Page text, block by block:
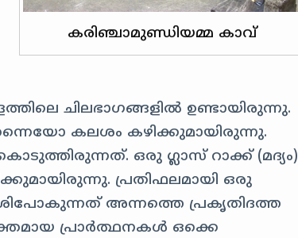
കരിഞ്ചാമുണ്ഡിയമ്മ കാവ്
ചിലഭാഗങ്ങളിൽ ഉണ്ടായിരുന്നു.
കലശം കഴിക്കുമായിരുന്നു.
ഒരു ഗ്ലാസ് റാക്ക് (മദ്യം)
പ്രതിഫലമായി ഒരു
അന്നത്തെ പ്രകൃതിദത്ത
പ്രാർത്ഥനകൾ ഒക്കെ